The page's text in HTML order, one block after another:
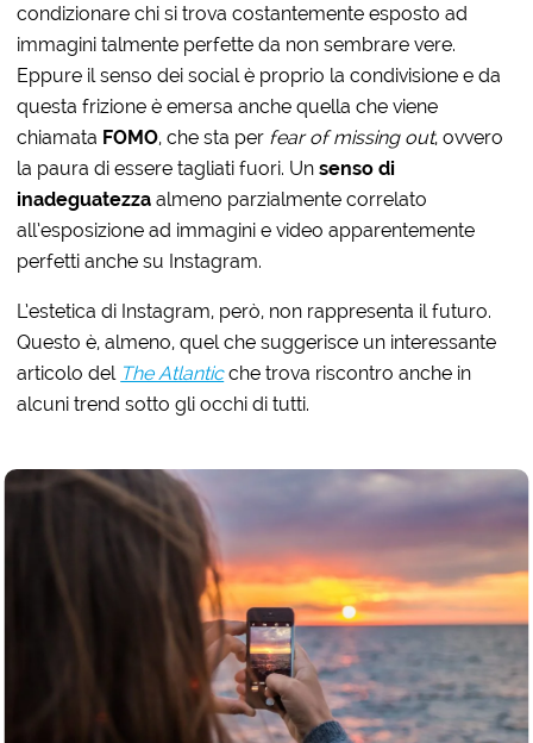
condizionare chi si trova costantemente esposto ad
immagini talmente perfette da non sembrare vere.
Eppure il senso dei social è proprio la condivisione e da
questa frizione è emersa anche quella che viene
chiamata FOMO, che sta per fear of missing out, ovvero
la paura di essere tagliati fuori. Unsenso di
inadeguatezzaalmeno parzialmente correlato
all’esposizione ad immagini e video apparentemente
perfetti anche su Instagram.
L’estetica di Instagram, però, non rappresenta il futuro.
Questo è, almeno, quel che suggerisce un interessante
articolo del The Atlanticche trova riscontro anche in
alcuni trend sotto gli occhi di tutti.